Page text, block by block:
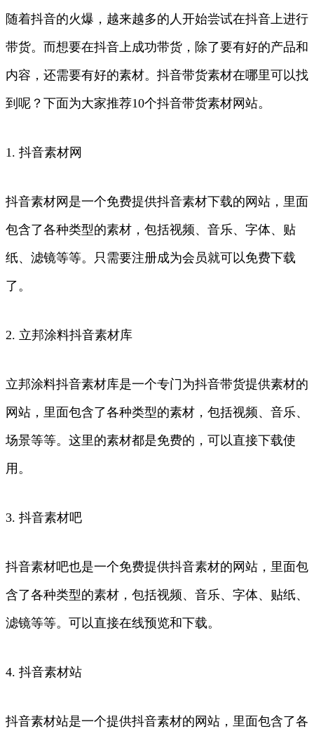
随着抖音的火爆，越来越多的人开始尝试在抖音上进行
带货。而想要在抖音上成功带货，除了要有好的产品和
内容，还需要有好的素材。抖音带货素材在哪里可以找
到呢？下面为大家推荐10个抖音带货素材网站。
1. 抖音素材网
抖音素材网是一个免费提供抖音素材下载的网站，里面
包含了各种类型的素材，包括视频、音乐、字体、贴
纸、滤镜等等。只需要注册成为会员就可以免费下载
了。
2. 立邦涂料抖音素材库
立邦涂料抖音素材库是一个专门为抖音带货提供素材的
网站，里面包含了各种类型的素材，包括视频、音乐、
场景等等。这里的素材都是免费的，可以直接下载使
用。
3. 抖音素材吧
抖音素材吧也是一个免费提供抖音素材的网站，里面包
含了各种类型的素材，包括视频、音乐、字体、贴纸、
滤镜等等。可以直接在线预览和下载。
4. 抖音素材站
抖音素材站是一个提供抖音素材的网站，里面包含了各